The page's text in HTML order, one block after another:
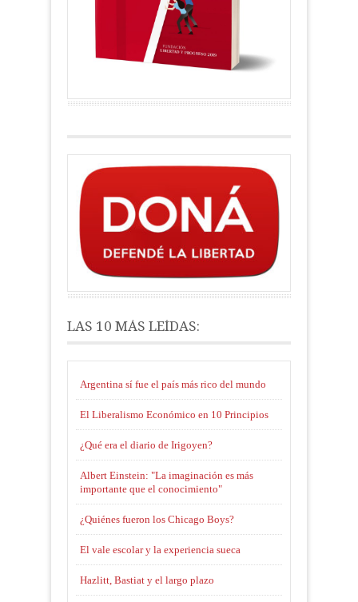
LAS 10 MÁS LEÍDAS:
Argentina sí fue el país más rico del mundo
El Liberalismo Económico en 10 Principios
¿Qué era el diario de Irigoyen?
Albert Einstein: "La imaginación es más
importante que el conocimiento"
¿Quiénes fueron los Chicago Boys?
El vale escolar y la experiencia sueca
Hazlitt, Bastiat y el largo plazo